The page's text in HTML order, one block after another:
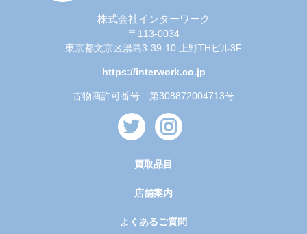
株式会社インターワーク
〒113-0034
東京都文京区湯島3-39-10 上野THビル3F
https://interwork.co.jp
古物商許可番号 第308872004713号
買取品目
店舗案内
よくあるご質問